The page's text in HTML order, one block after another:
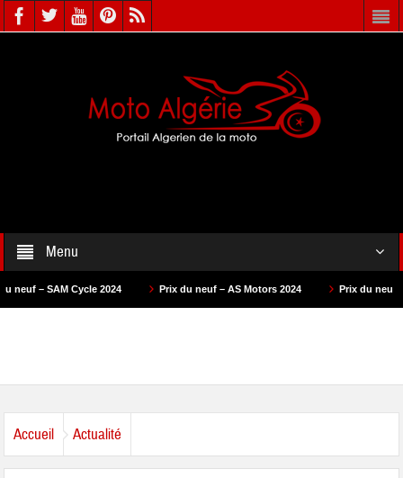
Menu
2024 Prix du neuf – AS Motors 2024 Prix du neuf – VMS 2024
Accueil Actualité